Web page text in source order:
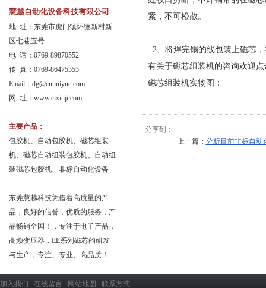
慧越自动化设备科技有限公司
地 址：东莞市虎门镇怀德新村新
区七巷五号
电 话：0769-89870552
传 真：0769-86475353
Email： dg@cnhuiyue.com
网 址：www.cixinji.com
主要产品：
包胶机、自动包胶机、磁芯组装
机、磁芯自动组装包胶机、自动组
装磁芯包胶机、非标自动化设备
东莞慧越科技凭借着高质量的产
品，良好的信誉，优质的服务，产
品畅销全国！，专注于电子产品，
高频变压器，EE系列磁芯的研发
与生产，专注、专业、高品质！
紧，不可松散。
2、将焊完锡的线包装上磁芯
有关于磁芯组装机的咨询欢迎点
磁芯组装机实物图：
分享到：
上一篇： 分析目前非标自动
加入我们 在线留言 网站地图 联系方式